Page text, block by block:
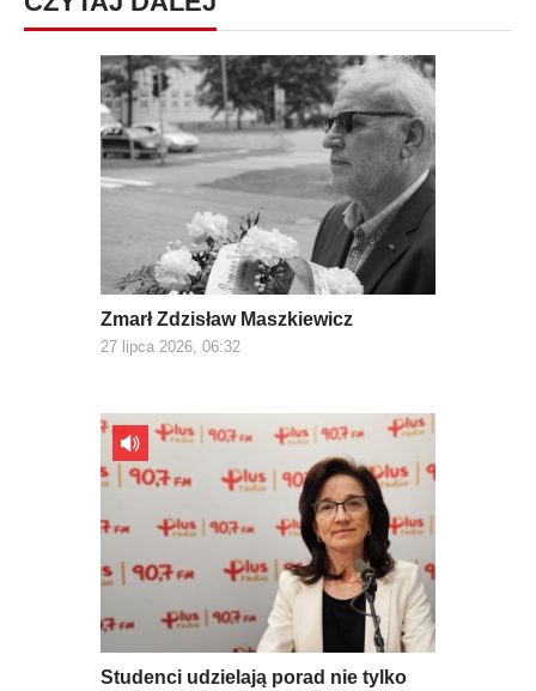
Zmarł Zdzisław Maszkiewicz
27 lipca 2026, 06:32
Studenci udzielają porad nie tylko